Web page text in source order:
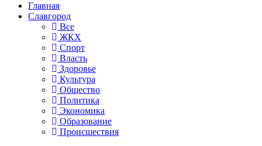
Главная
Славгород
Все
ЖКХ
Спорт
Власть
Здоровье
Культура
Общество
Политика
Экономика
Образование
Происшествия